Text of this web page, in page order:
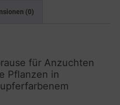
(0)
für Anzuchten
Pflanzen in